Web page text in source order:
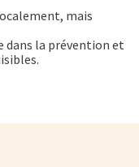
mais
dans la prévention et